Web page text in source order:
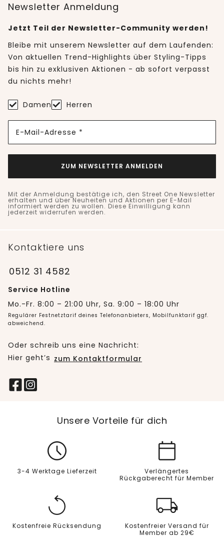
Newsletter Anmeldung
Jetzt Teil der Newsletter-Community werden!
Bleibe mit unserem Newsletter auf dem Laufenden:
Von aktuellen Trend-Highlights über Styling-Tipps
bis hin zu exklusiven Aktionen - ab sofort verpasst
du nichts mehr!
Damen Herren
E-Mail-Adresse *
ZUM NEWSLETTER ANMELDEN
Mit der Anmeldung bestätige ich, den Street One Newsletter
erhalten und über Neuheiten und Aktionen per E-Mail
informiert werden zu wollen. Diese Einwilligung kann
jederzeit widerrufen werden.
Kontaktiere uns
0512 31 4582
Service Hotline
Mo.-Fr. 8:00 – 21:00 Uhr, Sa. 9:00 – 18:00 Uhr
Regulärer Festnetztarif deines Telefonanbieters, Mobilfunktarif ggf.
abweichend.
Oder schreib uns eine Nachricht:
Hier geht’s zum Kontaktformular
Unsere Vorteile für dich
3-4 Werktage Lieferzeit
Verlängertes
Rückgaberecht für Member
Kostenfreie Rücksendung
Kostenfreier Versand für
Member ab 29€